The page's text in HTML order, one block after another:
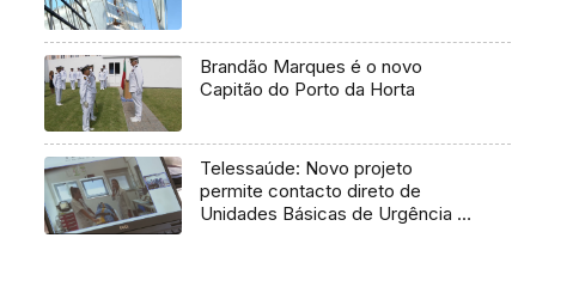
Brandão Marques é o novo
Capitão do Porto da Horta
Telessaúde: Novo projeto
permite contacto direto de
Unidades Básicas de Urgência e